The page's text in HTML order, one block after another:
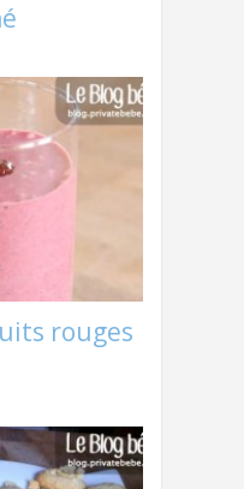
rouges